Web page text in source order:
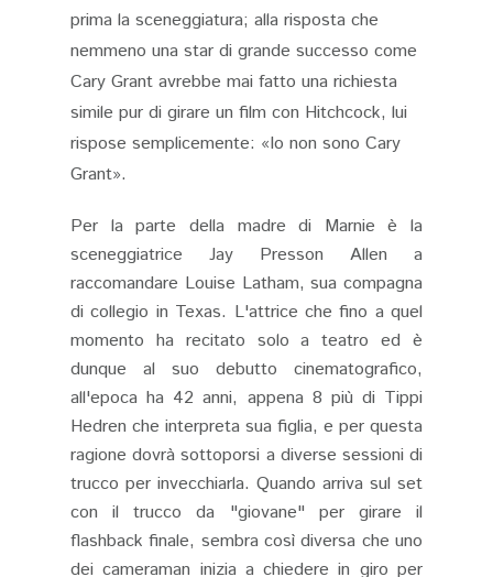
prima la sceneggiatura; alla risposta che
nemmeno una star di grande successo come
Cary Grant avrebbe mai fatto una richiesta
simile pur di girare un film con Hitchcock, lui
rispose semplicemente: «Io non sono Cary
Grant».
Per la parte della madre di Marnie è la
sceneggiatrice Jay Presson Allen a
raccomandare Louise Latham, sua compagna
di collegio in Texas. L'attrice che fino a quel
momento ha recitato solo a teatro ed è
dunque al suo debutto cinematografico,
all'epoca ha 42 anni, appena 8 più di Tippi
Hedren che interpreta sua figlia, e per questa
ragione dovrà sottoporsi a diverse sessioni di
trucco per invecchiarla. Quando arriva sul set
con il trucco da "giovane" per girare il
flashback finale, sembra così diversa che uno
dei cameraman inizia a chiedere in giro per